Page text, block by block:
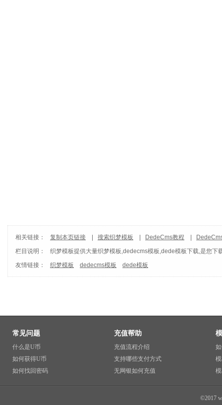
相关链接： 复制本页链接 搜索织梦模板 DedeCms教程
栏目说明：
织梦模板提供大量织梦模板,dedecms模板,dede模板下载,是您
友情链接：
织梦模板 dedecms模板 dede模板
常见问题
什么是U币
如何获得U币
如何找回密码
充值帮助
充值流程介绍
支持哪些支付方式
无网银如何充值
©2017